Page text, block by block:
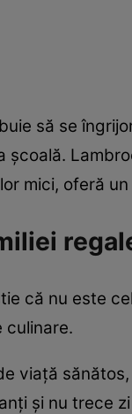
să se
școală.
mici, oferă
că nu este
culinare.
viață
și nu trece